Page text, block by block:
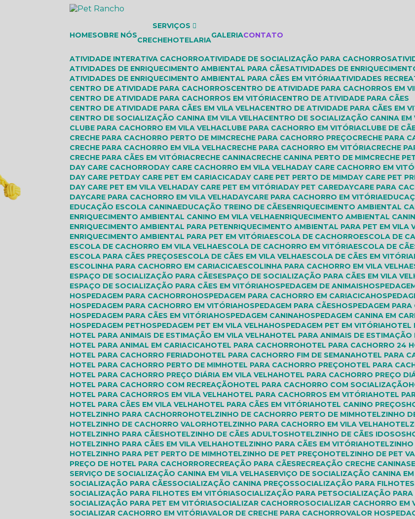
HOME SOBRE NÓS
SERVIÇOS
CRECHE
HOTELARIA
GALERIA CONTATO
ATIVIDADE INTERATIVA CACHORRO ATIVIDADE DE SOCIALIZAÇÃO PARA CACHORROS
ATIVIDADES DE ENRIQUECIMENTO AMBIENTAL PARA CÃES
ATIVIDADES DE
ATIVIDADES DE ENRIQUECIMENTO AMBIENTAL PARA CÃES EM VITÓRIA
ATIVIDADES
CENTRO DE ATIVIDADE PARA CACHORROS
CENTRO DE ATIVIDADE PARA CACHORROS EM
CENTRO DE ATIVIDADE PARA CACHORROS EM VITÓRIA
CENTRO DE ATIVIDADE PARA CÃES
CENTRO DE ATIVIDADE PARA CÃES EM VILA VELHA
CENTRO DE ATIVIDADE PARA CÃES EM
CENTRO DE SOCIALIZAÇÃO CANINA EM VILA VELHA
CENTRO DE SOCIALIZAÇÃO CANINA
CLUBE PARA CACHORRO EM VILA VELHA
CLUBE PARA CACHORRO EM VITÓRIA CLUBE DE
CRECHE PARA CACHORRO PERTO DE MIM
CRECHE PARA CACHORRO PREÇO
CRECHE PARA
CRECHE PARA CACHORRO EM VILA VELHA
CRECHE PARA CACHORRO EM VITÓRIA CRECHE
CRECHE PARA CÃES EM VITÓRIA
CRECHE CANINA CRECHE CANINA PERTO DE MIM CRECHE
DAY CARE CACHORRO
DAY CARE CACHORRO EM VILA VELHA DAY CARE CACHORRO EM
DAY CARE PET
DAY CARE PET EM CARIACICA DAY CARE PET PERTO DE MIM DAY CARE PET
DAY CARE PET EM VILA VELHA
DAY CARE PET EM VITÓRIA DAY PET CARE
DAYCARE PARA
DAYCARE PARA CACHORRO EM VILA VELHA
DAYCARE PARA CACHORRO EM VITÓRIA
EDUCAÇÃO ESCOLA CANINA EDUCAÇÃO TREINO DE CÃES
ENRIQUECIMENTO AMBIENTAL
ENRIQUECIMENTO AMBIENTAL CANINO EM VILA VELHA ENRIQUECIMENTO AMBIENTAL
ENRIQUECIMENTO AMBIENTAL PARA PET
ENRIQUECIMENTO AMBIENTAL PARA PET EM VILA
ENRIQUECIMENTO AMBIENTAL PARA PET EM VITÓRIA ESCOLA DE CACHORRO
ESCOLA DE
ESCOLA DE CACHORRO EM VILA VELHA ESCOLA DE CACHORRO EM VITÓRIA ESCOLA DE
ESCOLA PARA CÃES PREÇOS
ESCOLA DE CÃES EM VILA VELHA ESCOLA DE CÃES EM VITÓRIA
ESCOLINHA PARA CACHORRO EM CARIACICA ESCOLINHA PARA CACHORRO EM VILA VELHA
ESPAÇO DE SOCIALIZAÇÃO PARA CÃES
ESPAÇO DE SOCIALIZAÇÃO PARA CÃES EM VILA
ESPAÇO DE SOCIALIZAÇÃO PARA CÃES EM VITÓRIA
HOSPEDAGEM DE ANIMAIS
HOSPEDAGEM PARA CACHORRO
HOSPEDAGEM PARA CACHORRO EM CARIACICA
HOSPEDAGEM PARA CACHORRO EM VITÓRIA
HOSPEDAGEM PARA CÃES
HOSPEDAGEM
HOSPEDAGEM PARA CÃES EM VITÓRIA
HOSPEDAGEM CANINA HOSPEDAGEM CANINA EM
HOSPEDAGEM PET
HOSPEDAGEM PET EM VILA VELHA HOSPEDAGEM PET EM VITÓRIA
HOTEL PARA ANIMAIS DE ESTIMAÇÃO EM VILA VELHA
HOTEL PARA ANIMAIS DE
HOTEL PARA ANIMAL EM CARIACICA
HOTEL PARA CACHORRO HOTEL PARA CACHORRO 24
HOTEL PARA CACHORRO FERIADO
HOTEL PARA CACHORRO FIM DE SEMANA
HOTEL PARA
HOTEL PARA CACHORRO PERTO DE MIM
HOTEL PARA CACHORRO PREÇO
HOTEL PARA
HOTEL PARA CACHORRO PREÇO DIÁRIA EM VILA VELHA
HOTEL PARA CACHORRO PREÇO
HOTEL PARA CACHORRO COM RECREAÇÃO
HOTEL PARA CACHORRO COM SOCIALIZAÇÃO
HOTEL PARA CACHORROS EM VILA VELHA
HOTEL PARA CACHORROS EM VITÓRIA HOTEL
HOTEL PARA CÃES EM VILA VELHA
HOTEL PARA CÃES EM VITÓRIA HOTEL CANINO PREÇOS
HOTELZINHO PARA CACHORRO
HOTELZINHO DE CACHORRO PERTO DE MIM
HOTELZINHO
HOTELZINHO DE CACHORRO VALOR
HOTELZINHO PARA CACHORRO EM VILA VELHA
HOTELZINHO PARA CÃES
HOTELZINHO DE CÃES ADULTOS HOTELZINHO DE CÃES IDOSOS
HOTELZINHO PARA CÃES EM VILA VELHA
HOTELZINHO PARA CÃES EM VITÓRIA
HOTELZINHO PARA PET PERTO DE MIM
HOTELZINHO DE PET PREÇO HOTELZINHO DE PET
PREÇO DE HOTEL PARA CACHORRO
RECREAÇÃO PARA CÃES RECREAÇÃO CRECHE CANINA
SERVIÇO DE SOCIALIZAÇÃO CANINA EM VILA VELHA
SERVIÇO DE SOCIALIZAÇÃO CANINA
SOCIALIZAÇÃO PARA CÃES
SOCIALIZAÇÃO CANINA PREÇOS SOCIALIZAÇÃO PARA FILHOTES
SOCIALIZAÇÃO PARA FILHOTES EM VITÓRIA
SOCIALIZAÇÃO PARA PET
SOCIALIZAÇÃO
SOCIALIZAÇÃO PARA PET EM VITÓRIA
SOCIALIZAR CACHORRO
SOCIALIZAR CACHORRO EM
SOCIALIZAR CACHORRO EM VITÓRIA VALOR DE CRECHE PARA CACHORRO VALOR